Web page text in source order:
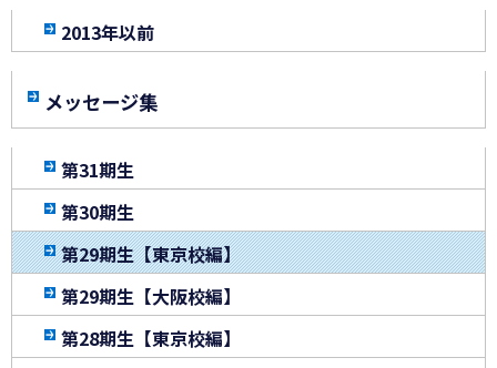
2013年以前
メッセージ集
第31期生
第30期生
第29期生【東京校編】
第29期生【大阪校編】
第28期生【東京校編】